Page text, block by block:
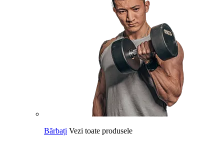
Bărbați Vezi toate produsele